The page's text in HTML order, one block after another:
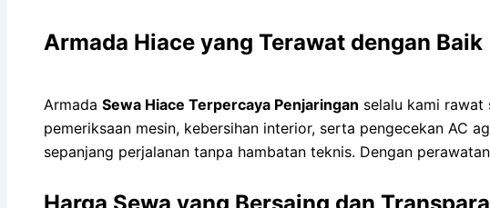
Armada Hiace yang Terawat dengan Baik
Armada Sewa Hiace Terpercaya Penjaringan selalu kami rawat
pemeriksaan mesin, kebersihan interior, serta pengecekan AC
sepanjang perjalanan tanpa hambatan teknis. Dengan